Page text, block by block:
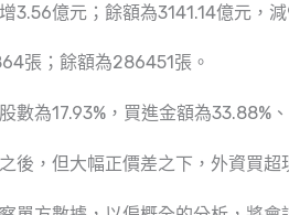
3.56億元；餘額為3141.14億元，
張；餘額為286451張。
數為17.93%，買進金額為33.88%
後，但大幅正價差之下，外資買